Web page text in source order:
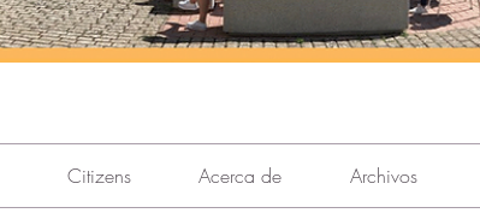
Citizens Acerca de Archivos